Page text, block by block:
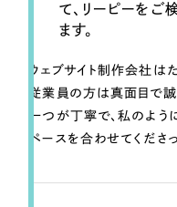
て、リーピーを
ます。
ウェブサイト制作会社は
従業員の方は真面目で
一つが丁寧で、私のよう
ペースを合わせてくださ